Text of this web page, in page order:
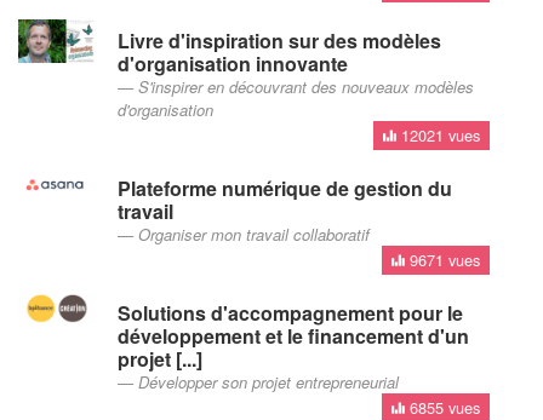
Livre d'inspiration sur des modèles
d'organisation innovante
S'inspirer en découvrant des nouveaux modèles
d'organisation
12021 vues
Plateforme numérique de gestion du
travail
Organiser mon travail collaboratif
9671 vues
Solutions d'accompagnement pour le
développement et le financement d'un
projet [...]
Développer son projet entrepreneurial
6855 vues